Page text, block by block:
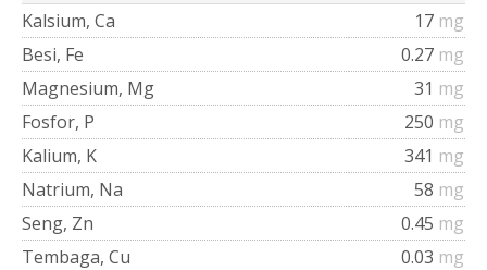
Kalsium, Ca
17 mg
Besi, Fe
0.27 mg
Magnesium, Mg
31 mg
Fosfor, P
250 mg
Kalium, K
341 mg
Natrium, Na
58 mg
Seng, Zn
0.45 mg
Tembaga, Cu
0.03 mg